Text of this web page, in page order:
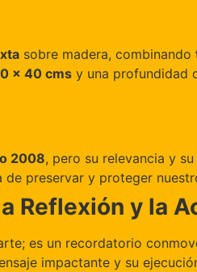
sobre madera, combinando
x 40 cms y una profundidad
2008, pero su relevancia y
preservar y proteger
Reflexión y la
es un recordatorio
impactante y su